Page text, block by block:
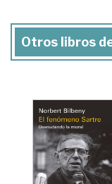
Otros libros